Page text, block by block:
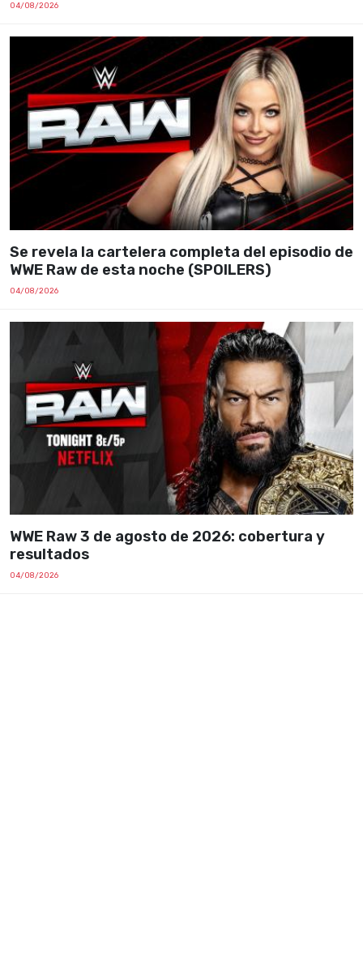
04/08/2026
Se revela la cartelera completa del episodio de
WWE Raw de esta noche (SPOILERS)
04/08/2026
WWE Raw 3 de agosto de 2026: cobertura y
resultados
04/08/2026